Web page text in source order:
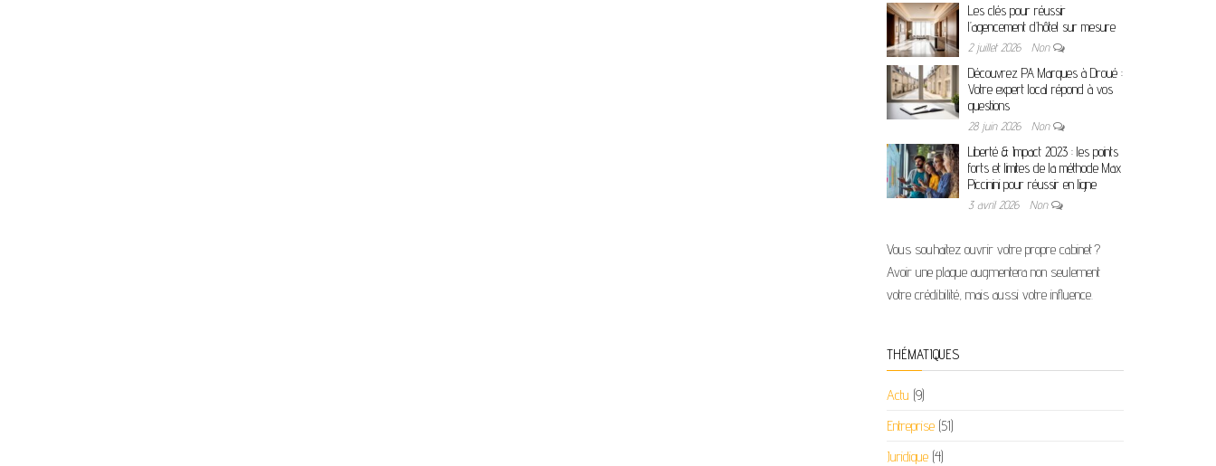
Les clés pour réussir
l’agencement d’hôtel sur mesure
2 juillet 2026 Non
Découvrez PA Marques à Droué :
Votre expert local répond à vos
questions
28 juin 2026 Non
Liberté & Impact 2023 : les points
forts et limites de la méthode Max
Piccinini pour réussir en ligne
3 avril 2026 Non
Vous souhaitez ouvrir votre propre cabinet ?
Avoir une plaque augmentera non seulement
votre crédibilité, mais aussi votre influence.
THÉMATIQUES
Actu (9)
Entreprise(51)
Juridique(4)